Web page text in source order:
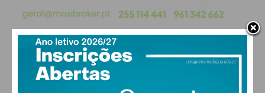
PAÇOS DE FERREIRA